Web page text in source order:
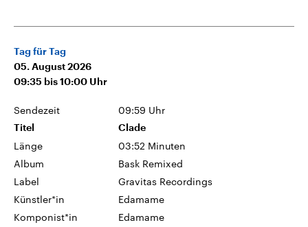
Tag für Tag
05. August 2026
09:35 bis 10:00 Uhr
Sendezeit 09:59 Uhr
Titel Clade
Länge
03:52 Minuten
Album
Bask Remixed
Label
Gravitas Recordings
Künstler*in
Edamame
Komponist*in
Edamame